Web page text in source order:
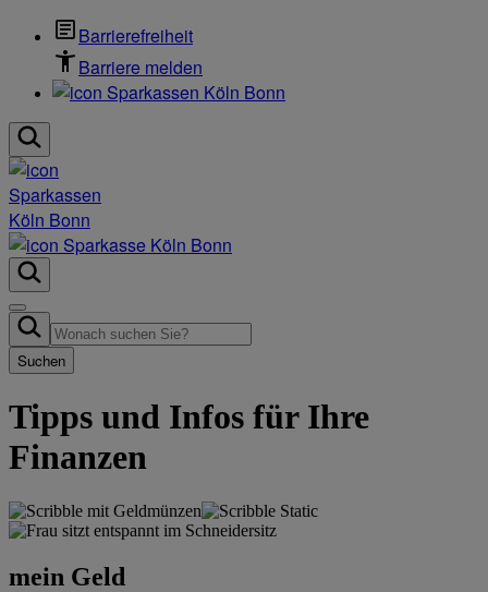
Barrierefreiheit
Barriere melden
Suchen
Tipps und Infos für Ihre
Finanzen
mein Geld